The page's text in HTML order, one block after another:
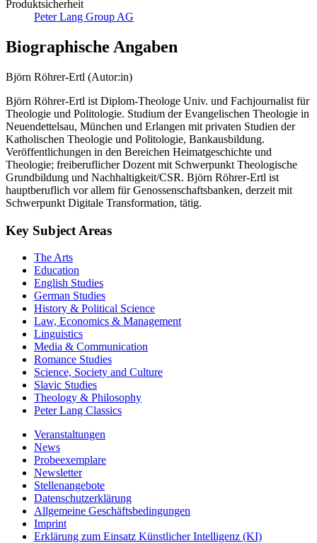
Produktsicherheit
Peter Lang Group AG
Biographische Angaben
Björn Röhrer-Ertl (Autor:in)
Björn Röhrer-Ertl ist Diplom-Theologe Univ. und Fachjournalist für
Theologie und Politologie. Studium der Evangelischen Theologie in
Neuendettelsau, München und Erlangen mit privaten Studien der
Katholischen Theologie und Politologie, Bankausbildung.
Veröffentlichungen in den Bereichen Heimatgeschichte und
Theologie; freiberuflicher Dozent mit Schwerpunkt Theologische
Grundbildung und Nachhaltigkeit/CSR. Björn Röhrer-Ertl ist
hauptberuflich vor allem für Genossenschaftsbanken, derzeit mit
Schwerpunkt Digitale Transformation, tätig.
Key Subject Areas
The Arts
Education
English Studies
German Studies
History & Political Science
Law, Economics & Management
Linguistics
Media & Communication
Romance Studies
Science, Society and Culture
Slavic Studies
Theology & Philosophy
Peter Lang Classics
Veranstaltungen
News
Probeexemplare
Newsletter
Stellenangebote
Datenschutzerklärung
Allgemeine Geschäftsbedingungen
Imprint
Erklärung zum Einsatz Künstlicher Intelligenz (KI)